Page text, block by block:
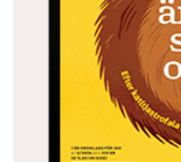
detta moderna
(guanhua) och det
(putonghua) är två
Putonghua drevs
centralmakten i det